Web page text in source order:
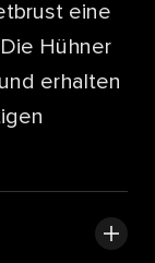
eine
Hühner
erhalten